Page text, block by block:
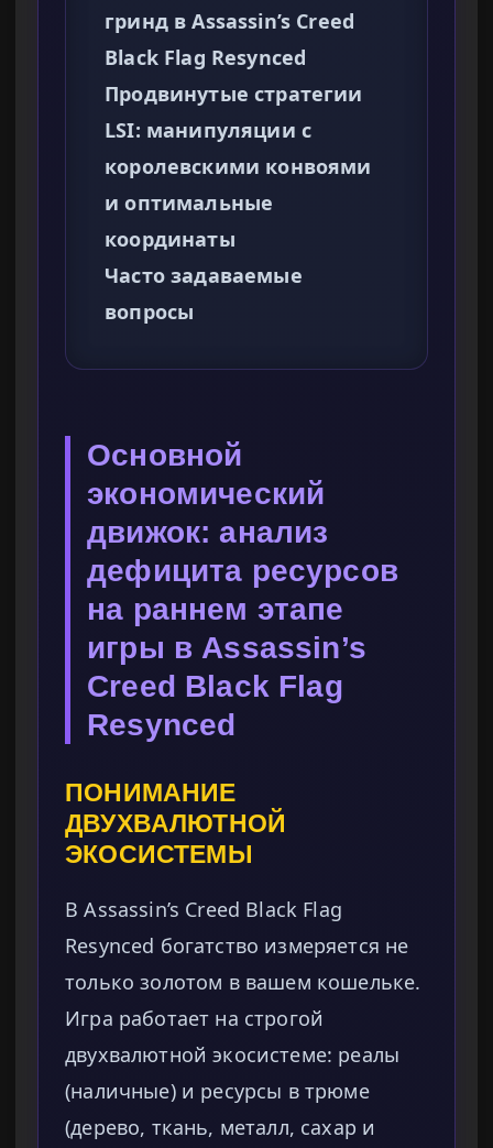
гринд в Assassin’s Creed
Black Flag Resynced
Продвинутые стратегии
LSI: манипуляции с
королевскими конвоями
и оптимальные
координаты
Часто задаваемые
вопросы
Основной
экономический
движок: анализ
дефицита ресурсов
на раннем этапе
игры в Assassin’s
Creed Black Flag
Resynced
ПОНИМАНИЕ
ДВУХВАЛЮТНОЙ
ЭКОСИСТЕМЫ
В Assassin’s Creed Black Flag
Resynced богатство измеряется не
только золотом в вашем кошельке.
Игра работает на строгой
двухвалютной экосистеме: реалы
(наличные) и ресурсы в трюме
(дерево, ткань, металл, сахар и